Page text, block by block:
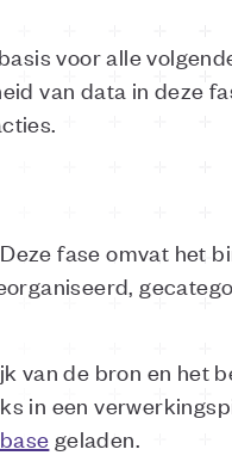
voor alle
van data in deze
fase omvat het
van de bron en het
in een
geladen.